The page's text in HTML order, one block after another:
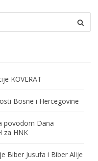
KOVERAT
Bosne i Hercegovine
povodom Dana
za HNK
Biber Jusufa i Biber Alije